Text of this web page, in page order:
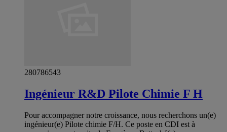
280786543
Ingénieur R&D Pilote Chimie F H
Pour accompagner notre croissance, nous recherchons un(e)
ingénieur(e) Pilote chimie F/H. Ce poste en CDI est à